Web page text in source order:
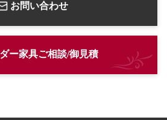
お問い合わせ
ー家具ご相談/御見積